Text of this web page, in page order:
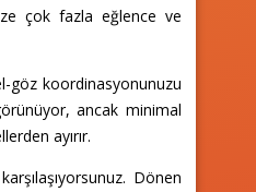
çok fazla eğlence ve
göz koordinasyonunuzu
ancak minimal
ayırır.
Dönen